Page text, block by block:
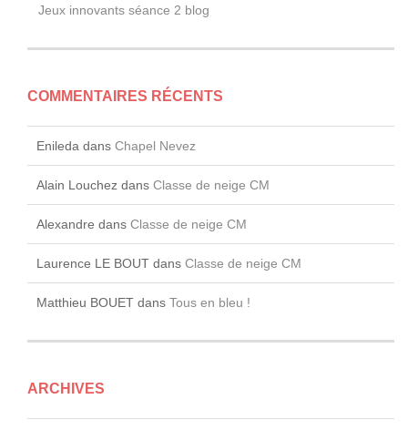
Jeux innovants séance 2 blog
COMMENTAIRES RÉCENTS
Enileda dans Chapel Nevez
Alain Louchez dans Classe de neige CM
Alexandre dans Classe de neige CM
Laurence LE BOUT dans Classe de neige CM
Matthieu BOUET dans Tous en bleu !
ARCHIVES